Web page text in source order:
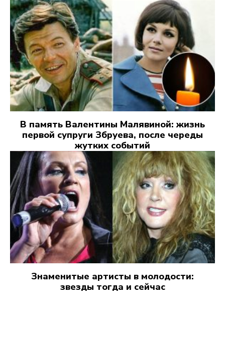
В память Валентины Малявиной: жизнь
первой супруги Збруева, после череды
жутких событий
Знаменитые артисты в молодости:
звезды тогда и сейчас